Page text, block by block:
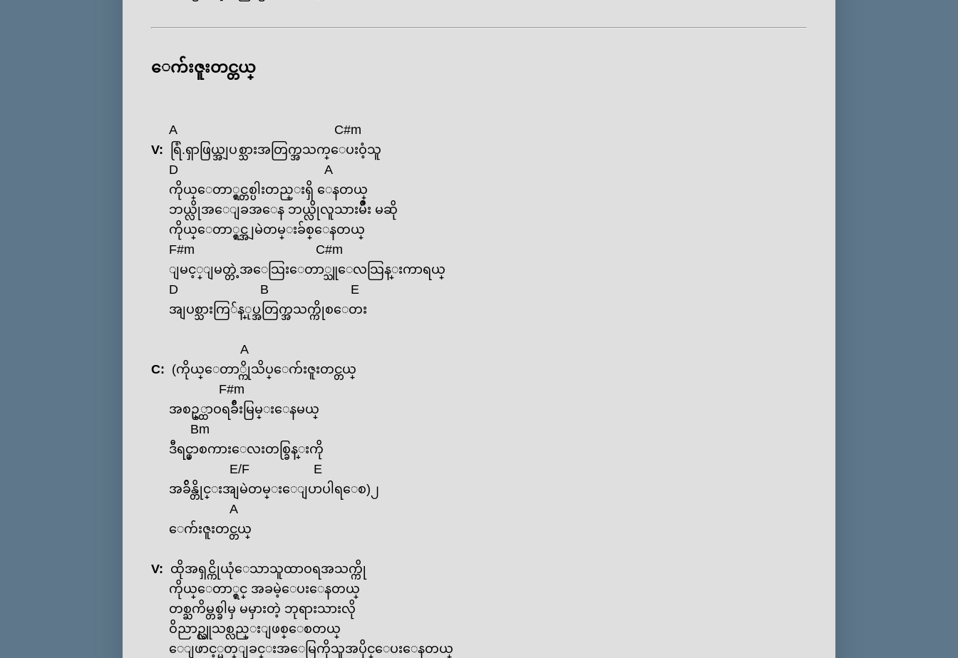
‌ေက်းဇူးတင္တယ္
A
C#m
V: ရြံ.ရှာဖြယ္အျပစ္သားအတြက္အသက္‌ေပးဝံ့သူ
D
A
ကိုယ္‌ေတာ္ရှင္တစ္ပါးတည္းရှိ ‌ေနတယ္
ဘယ္လိုအ‌ေျခအ‌ေန ဘယ္လိုလူသားမ်ဳိး မဆို
ကိုယ္‌ေတာ္ရှင္အျမဲတမ္းခ်စ္‌ေနတယ္
F#m
C#m
ျမင့္ျမတ္တဲ့အ‌ေသြး‌ေတာ္သူ‌ေလသြန္းကာရယ္
D
B
E
အျပစ္သားကြ်န္ုပ္အတြက္အသက္ကိုစ‌ေတး
A
C: (ကိုယ္‌ေတာ္ကိုသိပ္‌ေက်းဇူးတင္တယ္
F#m
အစဥ္္ထာဝရခ်ီးမြမ္း‌ေနမယ္
Bm
ဒီရင္မှာစကား‌ေလးတစ္ခြန္းကို
E/F
E
အခ်ိန္တိုင္းအျမဲတမ္း‌ေျပာပါရ‌ေစ)၂
A
‌ေက်းဇူးတင္တယ္
V: ထိုအရှင္ကိုယုံ‌ေသာသူထာဝရအသက္ကို
ကိုယ္‌ေတာ္ရှင္ အခမဲ့‌ေပး‌ေနတယ္
တစ္ႀကိမ္တစ္ခါမှ မမှားတဲ့ ဘုရားသားလို
ဝိညာဥ္လူသစ္လည္းျဖစ္‌ေစတယ္
‌ေျဖာင့္မတ္ျခင္းအ‌ေမြကိုသူအပိုင္‌ေပး‌ေနတယ္